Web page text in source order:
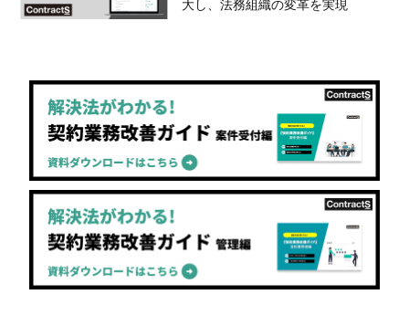
大し、法務組織の変革を実現